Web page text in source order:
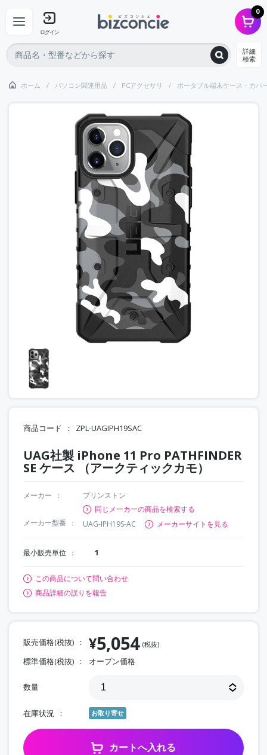
ログイン
0
詳細
検索
ホーム パソコン関連用品 PCアクセサリ ポータブル端末ケース・カバ
商品コード ZPL-UAGIPH19SAC
UAG社製 iPhone 11 Pro PATHFINDER
SE ケース （アークティックカモ）
メーカー
プリンストン
同じメーカーの商品を検索する
メーカー型番
UAG-IPH19S-AC メーカーサイトを見る
最小販売単位 1
この商品について問い合わせ
商品詳細の誤りを報告
販売価格(税抜) ¥5,054 (税抜)
標準価格(税抜) オープン価格
数量
在庫状況 お取り寄せ
カートへ入れる